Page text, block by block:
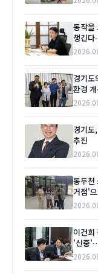
동작을
챙긴다
'본격
경기도
환경
경기도
추진
동두천
거점'
이건희
'신중